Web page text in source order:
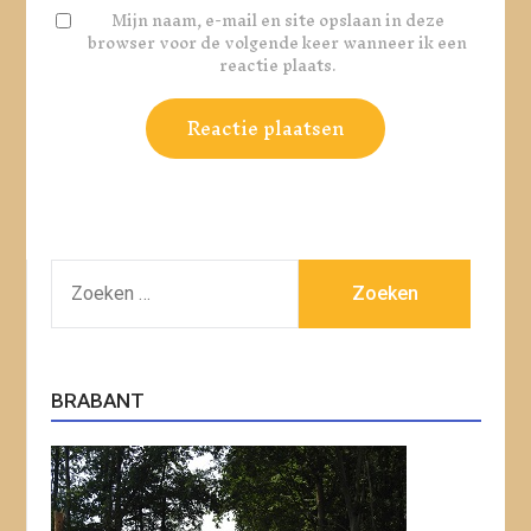
Mijn naam, e-mail en site opslaan in deze
browser voor de volgende keer wanneer ik een
reactie plaats.
NAAR:
BRABANT